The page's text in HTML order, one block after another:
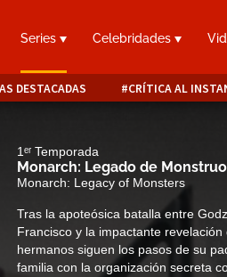
Series Celebridades
DESTACADAS CRÍTICA AL
1ᵉʳ Temporada
Monarch: Legado de
Monarch: Legacy of Monsters
Tras la apoteósica batalla entre
Francisco y la impactante
hermanos siguen los pasos de su
familia con la organización secreta